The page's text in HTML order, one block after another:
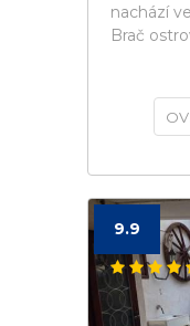
nachází
Brač
9.9